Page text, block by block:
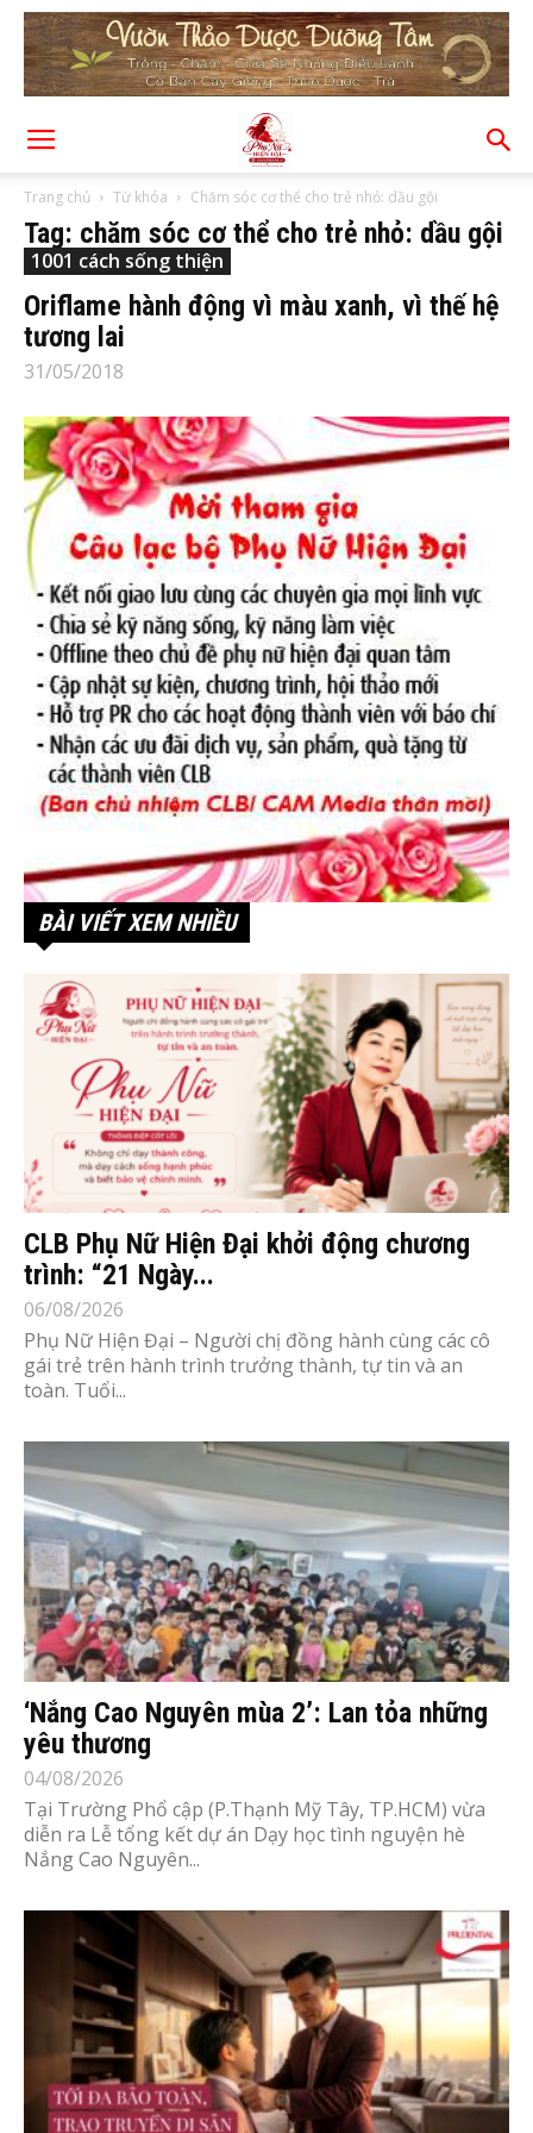
Trang chủ Từ khóa Chăm sóc cơ thể cho trẻ nhỏ: dầu gội
Tag: chăm sóc cơ thể cho trẻ nhỏ: dầu gội
1001 cách sống thiện
Oriflame hành động vì màu xanh, vì thế hệ
tương lai
31/05/2018
BÀI VIẾT XEM NHIỀU
CLB Phụ Nữ Hiện Đại khởi động chương
trình: “21 Ngày...
06/08/2026
Phụ Nữ Hiện Đại – Người chị đồng hành cùng các cô
gái trẻ trên hành trình trưởng thành, tự tin và an
toàn. Tuổi...
‘Nắng Cao Nguyên mùa 2’: Lan tỏa những
yêu thương
04/08/2026
Tại Trường Phổ cập (P.Thạnh Mỹ Tây, TP.HCM) vừa
diễn ra Lễ tổng kết dự án Dạy học tình nguyện hè
Nắng Cao Nguyên...